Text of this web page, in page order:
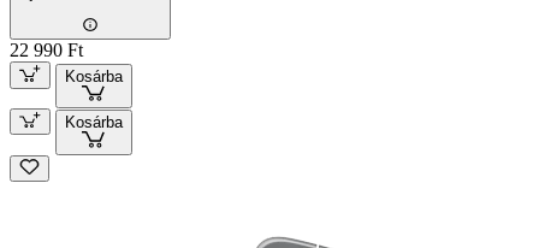
22 990 Ft
Kosárba
Kosárba